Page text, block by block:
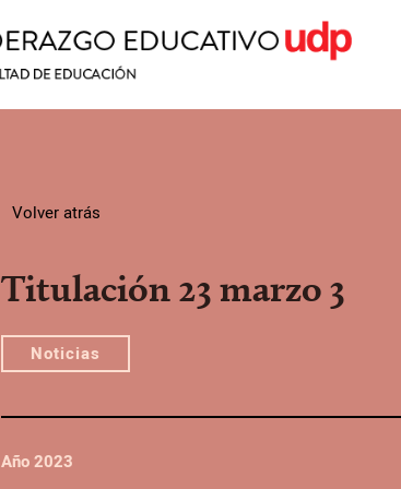
Volver atrás
Titulación 23 marzo 3
Noticias
Año 2023